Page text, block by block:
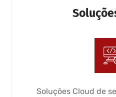
Soluções Cloud de